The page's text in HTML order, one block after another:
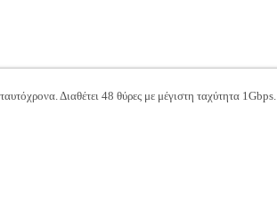
Διαθέτει 48 θύρες με μέγιστη ταχύτητα 1Gbps.